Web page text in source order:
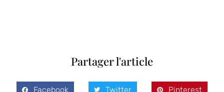
Partager l'article
Facebook Twitter Pinterest